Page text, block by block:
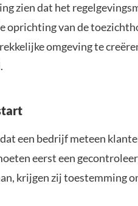
zien dat het
oprichting van de
omgeving te
een bedrijf meteen
eerst een
krijgen zij toestemming